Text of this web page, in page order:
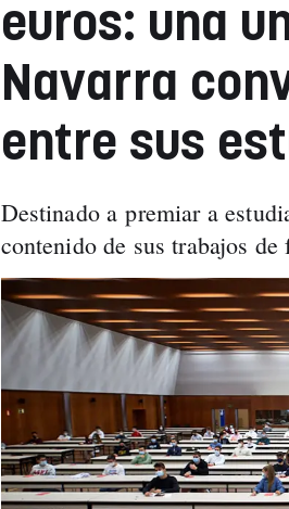
euros: una
Navarra
entre sus
Destinado a premiar a
contenido de sus trabajos